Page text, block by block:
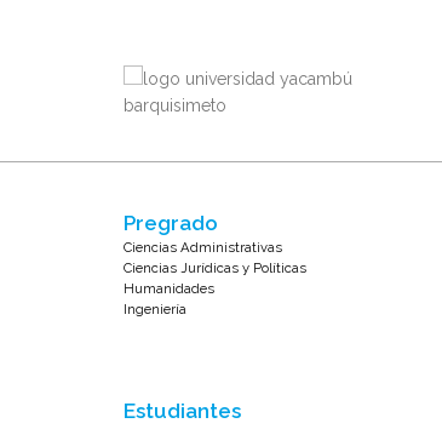
Pregrado
Ciencias Administrativas
Ciencias Jurídicas y Políticas
Humanidades
Ingeniería
Estudiantes